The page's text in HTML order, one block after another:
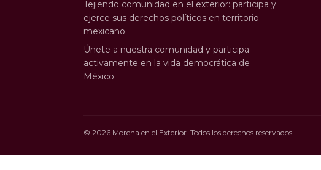
Tejiendo comunidad en el exterior: participa y
ejerce sus derechos políticos en territorio
mexicano.
Únete a nuestra comunidad y participa
activamente en la vida democrática de
México.
© 2026 Morena en el Exterior. Todos los derechos reservados.